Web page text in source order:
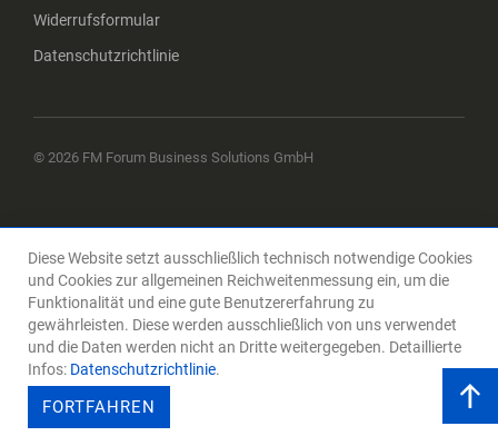
Widerrufsformular
Datenschutzrichtlinie
© 2026 FM Forum Business Solutions GmbH
Diese Website setzt ausschließlich technisch notwendige Cookies
und Cookies zur allgemeinen Reichweitenmessung ein, um die
Funktionalität und eine gute Benutzererfahrung zu
gewährleisten. Diese werden ausschließlich von uns verwendet
und die Daten werden nicht an Dritte weitergegeben. Detaillierte
Infos: Datenschutzrichtlinie.
FORTFAHREN